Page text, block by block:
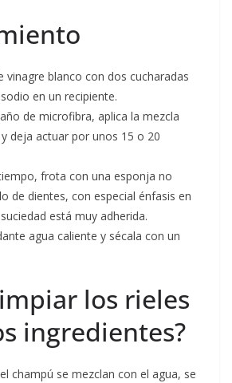
vinagre blanco con dos cucharadas
en un recipiente.
de microfibra, aplica la mezcla
deja actuar por unos 15 o 20
frota con una esponja no
de dientes, con especial énfasis en
está muy adherida.
agua caliente y sécala con un
los rieles
ingredientes?
champú se mezclan con el agua, se